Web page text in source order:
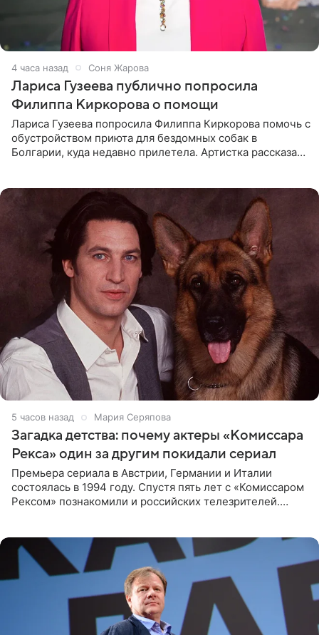
4 часа назад Соня Жарова
Лариса Гузеева публично попросила
Филиппа Киркорова о помощи
Лариса Гузеева попросила Филиппа Киркорова помочь с
обустройством приюта для бездомных собак в
Болгарии, куда недавно прилетела. Артистка рассказала
5 часов назад Мария Серяпова
Загадка детства: почему актеры «Комиссара
Рекса» один за другим покидали сериал
Премьера сериала в Австрии, Германии и Италии
состоялась в 1994 году. Спустя пять лет с «Комиссаром
Рексом» познакомили и российских телезрителей.